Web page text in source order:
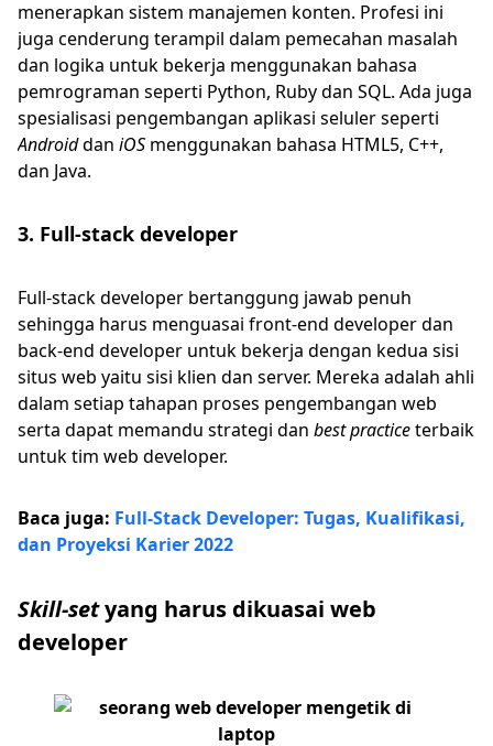
menerapkan sistem manajemen konten. Profesi ini
juga cenderung terampil dalam pemecahan masalah
dan logika untuk bekerja menggunakan bahasa
pemrograman seperti Python, Ruby dan SQL. Ada juga
spesialisasi pengembangan aplikasi seluler seperti
Androiddan iOSmenggunakan bahasa HTML5, C++,
dan Java.
3. Full-stack developer
Full-stack developer bertanggung jawab penuh
sehingga harus menguasai front-end developer dan
back-end developer untuk bekerja dengan kedua sisi
situs web yaitu sisi klien dan server. Mereka adalah ahli
dalam setiap tahapan proses pengembangan web
serta dapat memandu strategi dan best practiceterbaik
untuk tim web developer.
Baca juga: Full-Stack Developer: Tugas, Kualifikasi,
dan Proyeksi Karier 2022
Skill-setyang harus dikuasai web
developer